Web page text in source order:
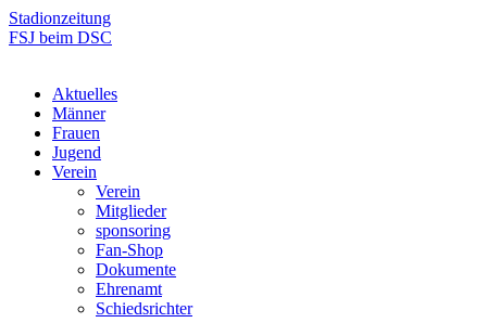
Zum
Inhalt
Stadionzeitung
FSJ beim DSC
Aktuelles
Männer
Frauen
Jugend
Verein
Verein
Mitglieder
sponsoring
Fan-Shop
Dokumente
Ehrenamt
Schiedsrichter